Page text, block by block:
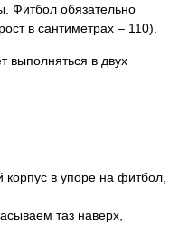
Фитбол обязательно
в сантиметрах – 110).
выполняться в двух
в упоре на фитбол,
таз наверх,